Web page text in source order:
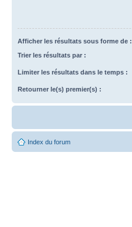
Afficher les résultats sous forme de :
Trier les résultats par :
Limiter les résultats dans le temps :
Retourner le(s) premier(s) :
Index du forum